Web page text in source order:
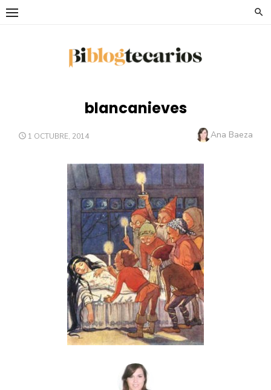
Saltar
blancanieves
PUBLICADO
1 OCTUBRE, 2014 Autor
Ana Baeza